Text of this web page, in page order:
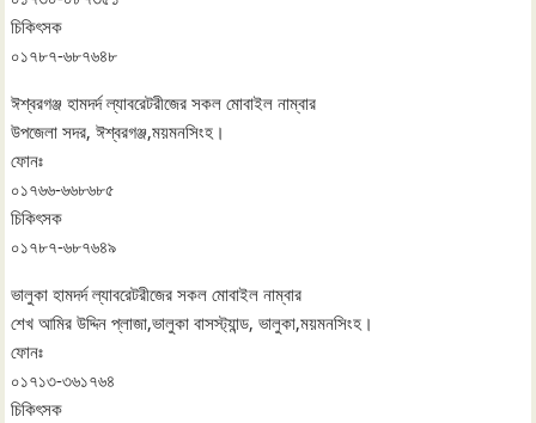
চিকিৎসক
০১৭৮৭-৬৮৭৬৪৮
ঈশ্বরগঞ্জ হামদর্দ ল্যাবরেটরীজের সকল মোবাইল নাম্বার
উপজেলা সদর, ঈশ্বরগঞ্জ,ময়মনসিংহ।
ফোনঃ
০১৭৬৬-৬৬৮৬৮৫
চিকিৎসক
০১৭৮৭-৬৮৭৬৪৯
ভালুকা হামদর্দ ল্যাবরেটরীজের সকল মোবাইল নাম্বার
শেখ আমির উদ্দিন প্লাজা,ভালুকা বাসস্ট্যান্ড, ভালুকা,ময়মনসিংহ।
ফোনঃ
০১৭১৩-৩৬১৭৬৪
চিকিৎসক